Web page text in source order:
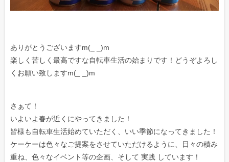
ありがとうございますm(_ _)m
楽しく苦しく最高ですな自転車生活の始まりです！どうぞよろし
くお願い致しますm(_ _)m
さぁて！
いよいよ春が近くにやってきました！
皆様も自転車生活始めていただく、いい季節になってきました！
ケーケーは色々なご提案をさせていただけるように、日々の積み
重ね、色々なイベント等の企画、そして 実践 しています！